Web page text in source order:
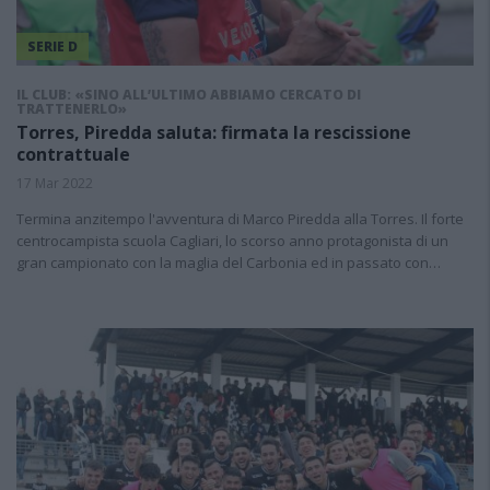
SERIE D
IL CLUB: «SINO ALL’ULTIMO ABBIAMO CERCATO DI
TRATTENERLO»
Torres, Piredda saluta: firmata la rescissione
contrattuale
17 Mar 2022
Termina anzitempo l'avventura di Marco Piredda alla Torres. Il forte
centrocampista scuola Cagliari, lo scorso anno protagonista di un
gran campionato con la maglia del Carbonia ed in passato con…